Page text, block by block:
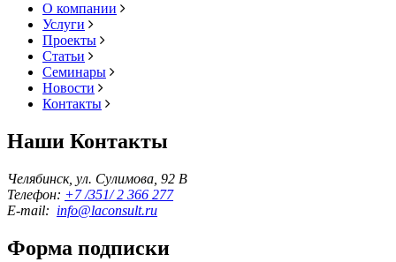
О компании
Услуги
Проекты
Статьи
Семинары
Новости
Контакты
Наши Контакты
Челябинск, ул. Сулимова, 92 В
Телефон: +7 /351/ 2 366 277
E-mail: info@laconsult.ru
Форма подписки